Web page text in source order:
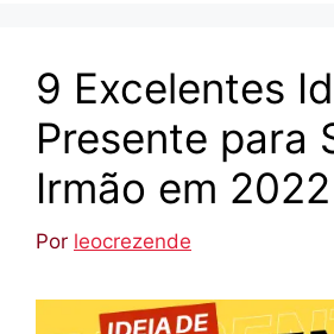
9 Excelentes
Presente para
Irmão em 2022
Por leocrezende